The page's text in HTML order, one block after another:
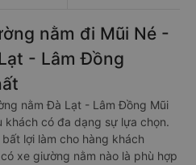
nằm đi Mũi Né -
- Lâm Đồng
nằm Đà Lạt - Lâm Đồng Mũi
khách có đa dạng sự lựa chọn.
lợi làm cho hàng khách
xe giường nằm nào là phù hợp